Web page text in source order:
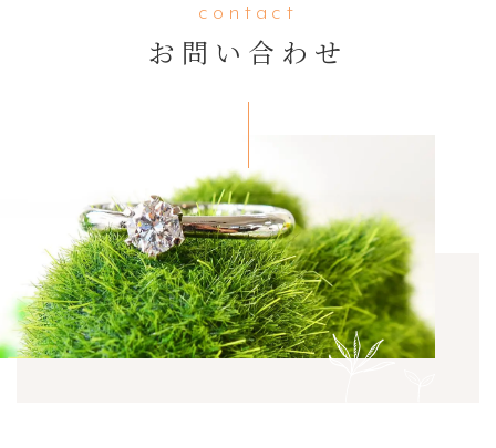
contact
お問い合わせ